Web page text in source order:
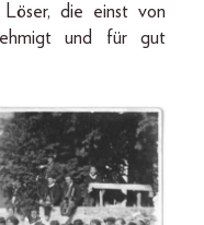
die einst von
und für gut